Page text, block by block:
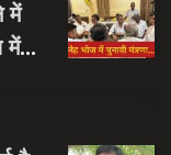
में
में